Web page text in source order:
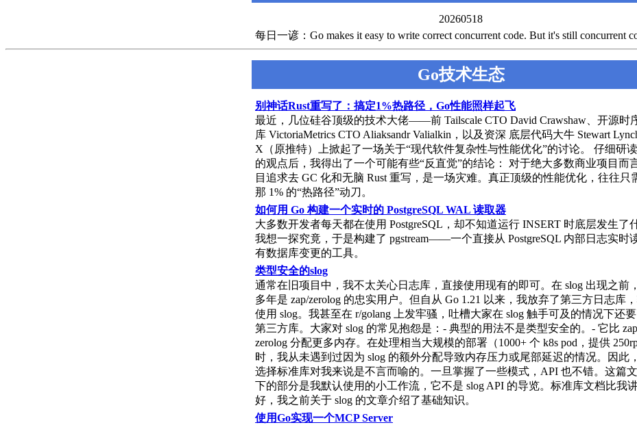
20260518
每日一谚：Go makes it easy to write correct concurrent code. But it's still concurrent
Go技术生态
别神话Rust重写了：搞定1%热路径，Go性能照样起飞
最近，几位硅谷顶级的技术大佬——前 Tailscale CTO David Crawshaw、开源时
库 VictoriaMetrics CTO Aliaksandr Valialkin，以及资深 底层代码大牛 Stewart
X（原推特）上掀起了一场关于“现代软件复杂性与性能优化”的讨论。 仔细研
的观点后，我得出了一个可能有些“反直觉”的结论： 对于绝大多数商业项目而
目追求去 GC 化和无脑 Rust 重写，是一场灾难。真正顶级的性能优化，往往只
那 1% 的“热路径”动刀。
如何用 Go 构建一个实时的 PostgreSQL WAL 读取器
大多数开发者每天都在使用 PostgreSQL，却不知道运行 INSERT 时底层发生了
我想一探究竟，于是构建了 pgstream——一个直接从 PostgreSQL 内部日志实时
有数据库变更的工具。
类型安全的slog
通常在旧项目中，我不太关心日志库，直接使用现有的即可。在 slog 出现之前
多年是 zap/zerolog 的忠实用户。但自从 Go 1.21 以来，我放弃了第三方日志库
使用 slog。我甚至在 r/golang 上发牢骚，吐槽大家在 slog 触手可及的情况下还
第三方库。大家对 slog 的常见抱怨是：- 典型的用法不是类型安全的。- 它比
zerolog 分配更多内存。在处理相当大规模的部署（1000+ 个 k8s pod，提供
时，我从未遇到过因为 slog 的额外分配导致内存压力或尾部延迟的情况。因此
选择标准库对我来说是不言而喻的。一旦掌握了一些模式，API 也不错。这篇
下的部分是我默认使用的小工作流，它不是 slog API 的导览。标准库文档比我
好，我之前关于 slog 的文章介绍了基础知识。
使用Go实现一个MCP Server